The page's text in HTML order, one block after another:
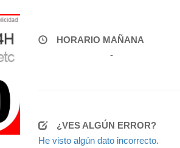
HORARIO MAÑANA
-
¿VES ALGÚN ERROR?
He visto algún dato incorrecto.